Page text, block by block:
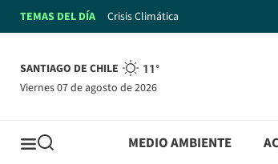
TEMAS DEL DÍA Crisis Climática
SANTIAGO DE CHILE 11°
viernes 07 de agosto de 2026
MEDIO AMBIENTE